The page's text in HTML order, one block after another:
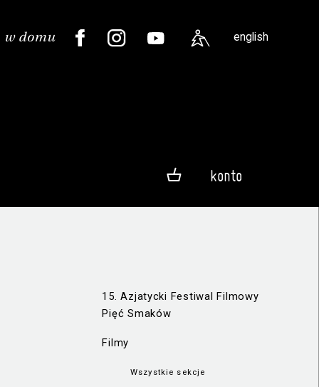
english
konto
15. Azjatycki Festiwal Filmowy
Pięć Smaków
Filmy
Wszystkie sekcje